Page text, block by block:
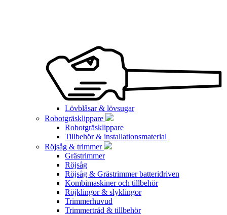
Lövblåsar & lövsugar
Robotgräsklippare
Robotgräsklippare
Tillbehör & installationsmaterial
Röjsåg & trimmer
Grästrimmer
Röjsåg
Röjsåg & Grästrimmer batteridriven
Kombimaskiner och tillbehör
Röjklingor & slyklingor
Trimmerhuvud
Trimmertråd & tillbehör